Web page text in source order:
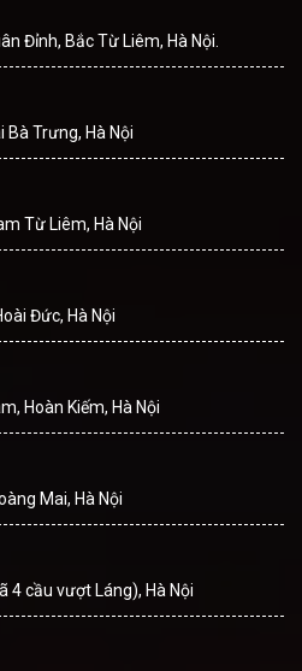
Đỉnh, Bắc Từ Liêm, Hà Nội.
Bà Trưng, Hà Nội
Từ Liêm, Hà Nội
Đức, Hà Nội
Hoàn Kiếm, Hà Nội
Mai, Hà Nội
4 cầu vượt Láng), Hà Nội